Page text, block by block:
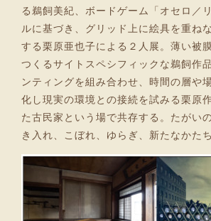
る鵜飼美紀、ボードゲーム「オセロ／
ルに基づき、グリッド上に絵具を重ね
する栗原亜也子による２人展。薄い被
つくるサイトスペシフィックな鵜飼作
ンティングを組み合わせ、時間の層や
化し現実の環境との接続を試みる栗原
た古民家という場で共存する。たがい
き入れ、こぼれ、ゆらぎ、新たなかた